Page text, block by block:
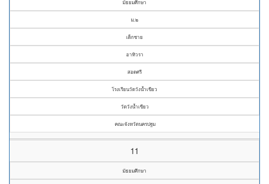
มัธยมศึกษา
ม.๒
เด็กชาย
อาทิวรา
สอดศรี
โรงเรียนวัดวังน้ำเขียว
วัดวังน้ำเขียว
คณะจังหวัดนครปฐม
11
มัธยมศึกษา